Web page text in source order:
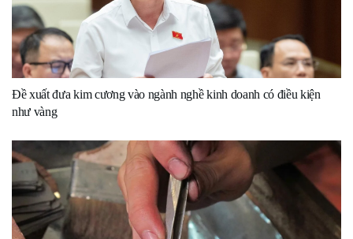
Đề xuất đưa kim cương vào ngành nghề kinh doanh có điều kiện
như vàng